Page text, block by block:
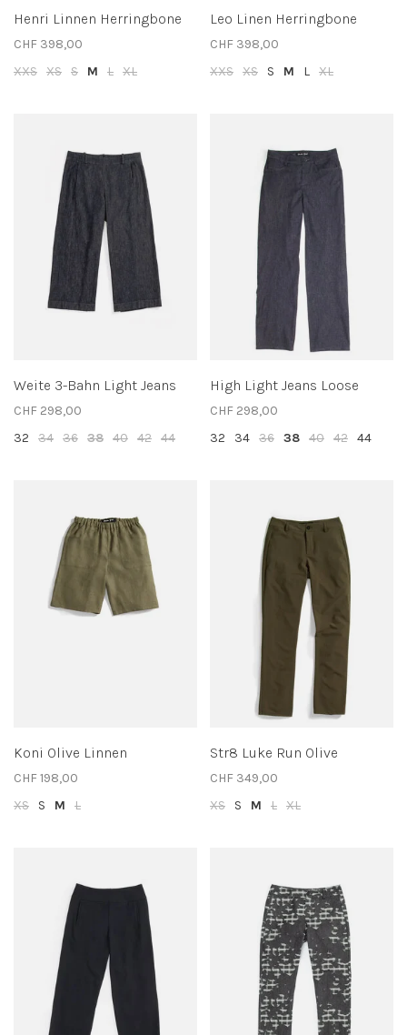
Henri Linnen Herringbone
CHF 398,00
XXS XS S M L XL
Leo Linen Herringbone
CHF 398,00
XXS XS S M L XL
Weite 3-Bahn Light Jeans
CHF 298,00
32
34 36 38 40 42 44
High Light Jeans Loose
CHF 298,00
32
34 36 38 40 42 44
Koni Olive Linnen
CHF 198,00
XS
S M L
Str8 Luke Run Olive
CHF 349,00
XS
S M L XL